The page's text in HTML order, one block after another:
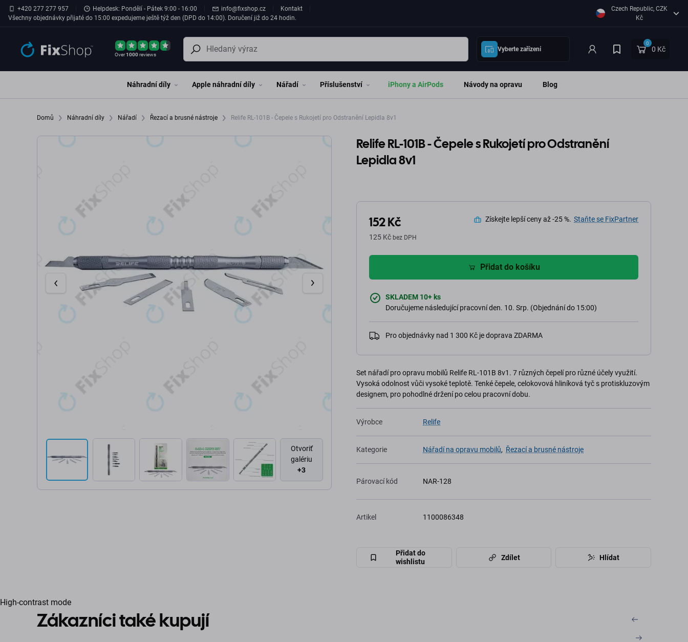
Přeskočit na hlavní obsah
+420 277 277 957 Helpdesk: Pondělí - Pátek 9:00 - 16:00 info@fixshop.cz
Kontakt
Všechny objednávky přijaté do 15:00 expedujeme ještě týž den (DPD do 14:00). Doručení již do 24 hodin.
Czech Republic, CZK
Kč
Over1000reviews
Vyberte zařízení
0
0 Kč
Náhradní díly Apple náhradní díly Nářadí Příslušenství iPhony a AirPods Návody na opravu Blog
Domů Náhradní díly Nářadí Řezací a brusné nástroje Relife RL-101B - Čepele s Rukojetí pro Odstranění Lepidla 8v1
Otvoriť
galériu
+3
Relife RL-101B - Čepele s Rukojetí pro Odstranění
Lepidla 8v1
152 Kč
125 Kč bez DPH
Získejte lepší ceny až -25 %. Staňte se FixPartner
Přidat do košíku
SKLADEM 10+ ks
Doručujeme následující pracovní den. 10. Srp. (Objednání do 15:00)
Pro objednávky nad 1 300 Kč je doprava ZDARMA
Set nářadí pro opravu mobilů Relife RL-101B 8v1. 7 různých čepelí pro různé účely využití.
Vysoká odolnost vůči vysoké teplotě. Tenké čepele, celokovová hliníková tyč s protiskluzovým
designem, pro pohodlné držení po celou pracovní dobu.
Výrobce Relife
Kategorie Nářadí na opravu mobilů, Řezací a brusné nástroje
Párovací kód NAR-128
Artikel 1100086348
Přidat do
wishlistu
Zdílet Hlídat
High-contrast mode
Zákazníci také kupují